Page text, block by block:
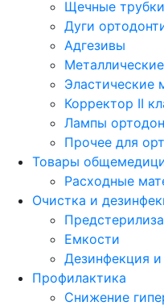
Щечные
Дуги
Адгезивы
Эластические
Корректор II
Лампы
Прочее для
Товары
Расходные
Очистка и
Емкости
Дезинфекция и
Профилактика
Снижение